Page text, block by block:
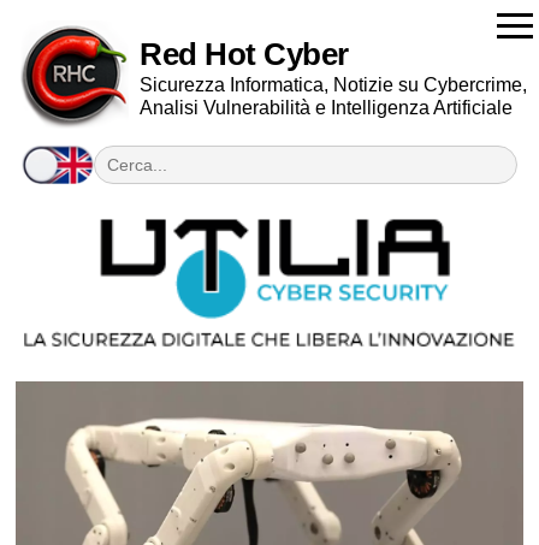
Red Hot Cyber
Sicurezza Informatica, Notizie su Cybercrime,
Analisi Vulnerabilità e Intelligenza Artificiale